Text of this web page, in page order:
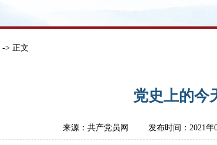
-> 正文
党史上的今
来源：共产党员网 发布时间：2021年